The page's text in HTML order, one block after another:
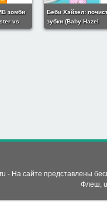
зомби
vs
Беби Хэйзел:
зубки (Baby Hazel
Brushing Time)
- На сайте представлены
Флеш,